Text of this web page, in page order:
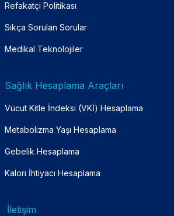
Refakatçi Politikası
Sıkça Sorulan Sorular
Medikal Teknolojiler
Sağlık Hesaplama Araçları
Vücut Kitle İndeksi (VKİ) Hesaplama
Metabolizma Yaşı Hesaplama
Gebelik Hesaplama
Kalori İhtiyacı Hesaplama
İletişim